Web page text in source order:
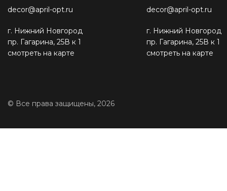
decor@april-opt.ru
г. Нижний Новгород
пр. Гагарина, 25В к 1
смотреть на карте
decor@april-opt.ru
г. Нижний Новгород
пр. Гагарина, 25В к 1
смотреть на карте
© Все права защищены, 2026